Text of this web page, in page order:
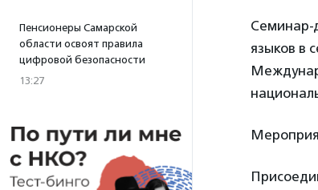
Пенсионеры Самарской
области освоят правила
цифровой безопасности
13:27
Семинар-
языков в